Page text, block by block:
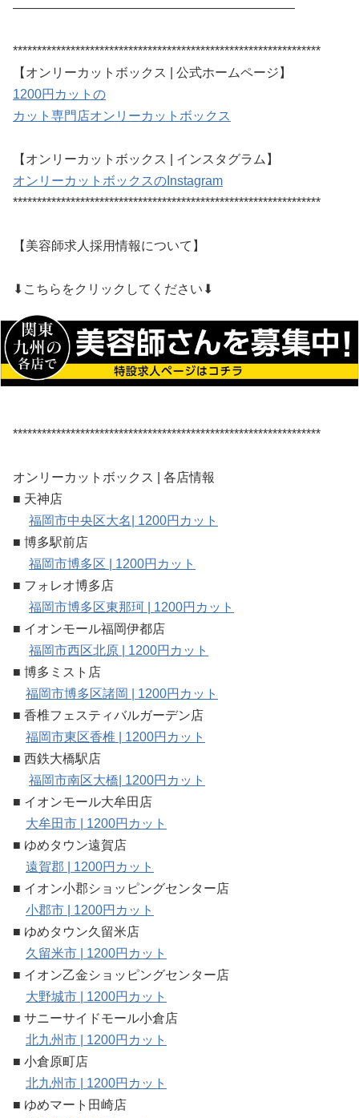
——————————————————————
****************************************************************
【オンリーカットボックス | 公式ホームページ】
1200円カットの
カット専門店オンリーカットボックス
【オンリーカットボックス | インスタグラム】
オンリーカットボックスのInstagram
****************************************************************
【美容師求人採用情報について】
⬇︎こちらをクリックしてください⬇︎
****************************************************************
オンリーカットボックス | 各店情報
■ 天神店
福岡市中央区大名| 1200円カット
■ 博多駅前店
福岡市博多区 | 1200円カット
■ フォレオ博多店
福岡市博多区東那珂 | 1200円カット
■ イオンモール福岡伊都店
福岡市西区北原 | 1200円カット
■ 博多ミスト店
福岡市博多区諸岡 | 1200円カット
■ 香椎フェスティバルガーデン店
福岡市東区香椎 | 1200円カット
■ 西鉄大橋駅店
福岡市南区大橋| 1200円カット
■ イオンモール大牟田店
大牟田市 | 1200円カット
■ ゆめタウン遠賀店
遠賀郡 | 1200円カット
■ イオン小郡ショッピングセンター店
小郡市 | 1200円カット
■ ゆめタウン久留米店
久留米市 | 1200円カット
■ イオン乙金ショッピングセンター店
大野城市 | 1200円カット
■ サニーサイドモール小倉店
北九州市 | 1200円カット
■ 小倉原町店
北九州市 | 1200円カット
■ ゆめマート田崎店